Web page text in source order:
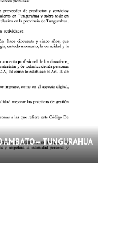
AMBATO – TUNGURAHUA